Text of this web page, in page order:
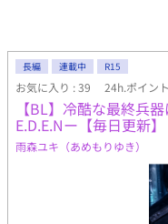
長編 連載中 R15
お気に入り : 39 24h.ポイン
【BL】冷酷な最終兵
E.D.E.Nー【毎日更新】
雨森ユキ（あめもりゆき）